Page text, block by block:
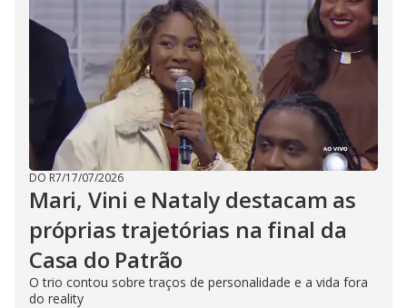
DO R7/17/07/2026
Mari, Vini e Nataly destacam as
próprias trajetórias na final da
Casa do Patrão
O trio contou sobre traços de personalidade e a vida fora
do reality